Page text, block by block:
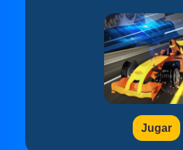
Jugar